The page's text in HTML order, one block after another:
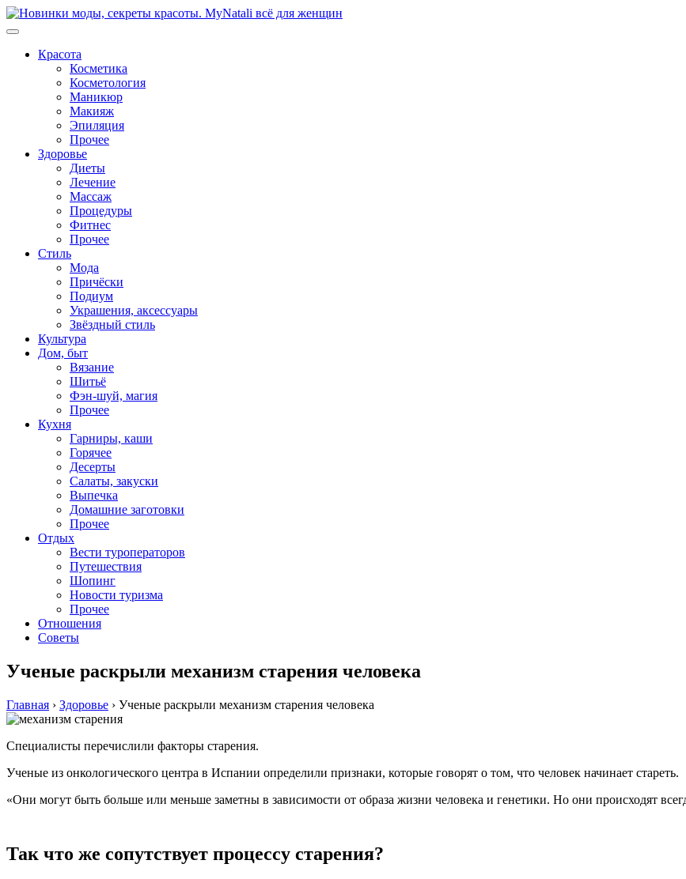
Перейти
к
Красота
Косметика
Косметология
Маникюр
Макияж
Эпиляция
Прочее
Здоровье
Диеты
Лечение
Массаж
Процедуры
Фитнес
Прочее
Стиль
Мода
Причёски
Подиум
Украшения, аксессуары
Звёздный стиль
Культура
Дом, быт
Вязание
Шитьё
Фэн-шуй, магия
Прочее
Кухня
Гарниры, каши
Горячее
Десерты
Салаты, закуски
Выпечка
Домашние заготовки
Прочее
Отдых
Вести туроператоров
Путешествия
Шопинг
Новости туризма
Прочее
Отношения
Советы
Ученые раскрыли механизм старения человека
Главная › Здоровье › Ученые раскрыли механизм старения человека
Специалисты перечислили факторы старения.
Ученые из онкологического центра в Испании определили признаки, которые говорят о том, что человек начинает стареть.
«Они могут быть больше или меньше заметны в зависимости от образа жизни человека и генетики. Но они происходят
Так что же сопутствует процессу старения?